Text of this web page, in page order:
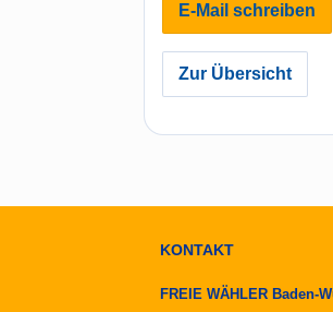
E-Mail schreiben
Zur Übersicht
KONTAKT
FREIE WÄHLER Baden-